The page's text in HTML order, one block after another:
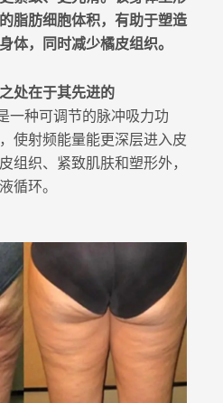
脂肪细胞体积，有助于塑造
体，同时减少橘皮组织。
处在于其先进的
一种可调节的脉冲吸力功
使射频能量能更深层进入皮
组织、紧致肌肤和塑形外，
循环。